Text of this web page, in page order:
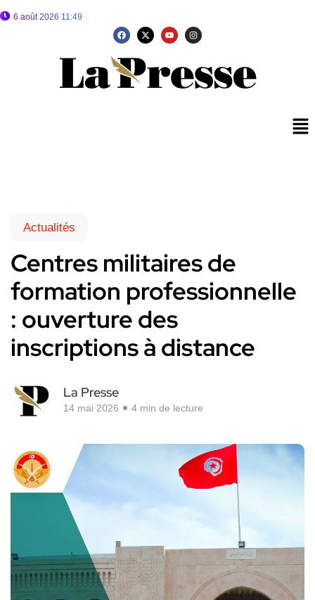
6 août 2026 11:49
Actualités
Centres militaires de
formation professionnelle
: ouverture des
inscriptions à distance
La Presse
14 mai 2026 4 min de lecture